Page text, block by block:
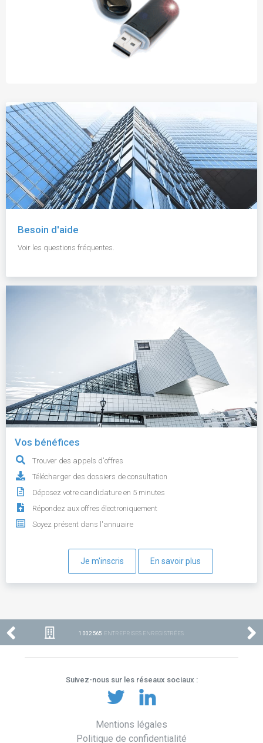
Besoin d'aide
Voir les questions fréquentes.
Vos bénéfices
Trouver des appels d'offres
Télécharger des dossiers de consultation
Déposez votre candidature en 5 minutes
Répondez aux offres électroniquement
Soyez présent dans l'annuaire
Je m'inscris En savoir plus
1 002 565 ENTREPRISES ENREGISTRÉES
Suivez-nous sur les réseaux sociaux :
Mentions légales
Politique de confidentialité